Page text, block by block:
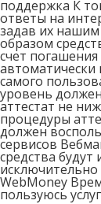
поддержка К
ответы на
задав их
образом
счет
самого
уровень
аттестат не
процедуры
должен
сервисов
средства будут
WebMoney
пользуюсь